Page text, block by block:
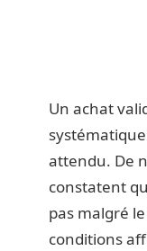
Un achat
attendu. De
constatent
pas malgré
conditions